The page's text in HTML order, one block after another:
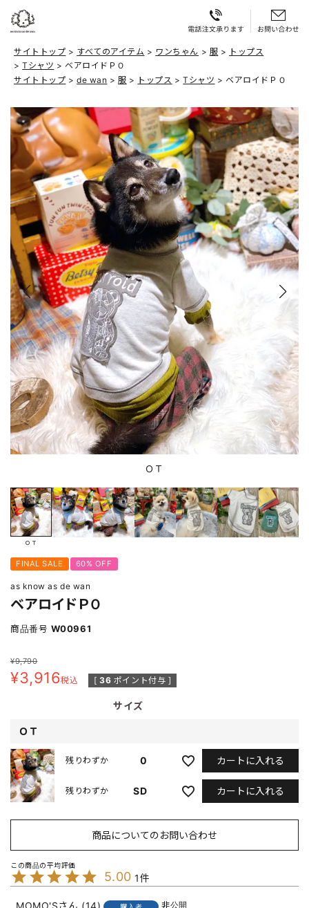
サイトトップ すべてのアイテム ワンちゃん 服
トップス
Tシャツ
ベアロイドＰＯ
サイトトップ
de wan 服 トップス Tシャツ ベアロイドＰＯ
ＯＴ
ＯＴ
FINAL SALE 60% OFF
as know as de wan
ベアロイドＰＯ
商品番号 W00961
¥9,790
¥3,916税込 [ 36 ポイント付与 ]
サイズ
ＯＴ
0
残りわずか カートに入れる
SD
残りわずか カートに入れる
商品についてのお問い合わせ
5.00 1
MOMO'S 14 購入者
非公開